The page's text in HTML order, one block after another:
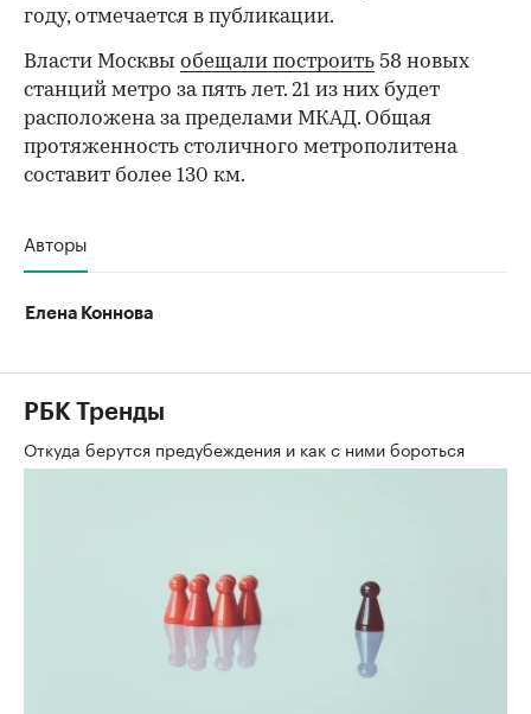
году, отмечается в публикации.
Власти Москвы обещали построить 58 новых
станций метро за пять лет. 21 из них будет
расположена за пределами МКАД. Общая
протяженность столичного метрополитена
составит более 130 км.
Авторы
Елена Коннова
РБК Тренды
Откуда берутся предубеждения и как с ними бороться